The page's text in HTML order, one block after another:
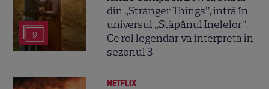
9
din „Stranger Things”, intră în
universul „Stăpânul Inelelor”.
Ce rol legendar va interpreta în
sezonul 3
NETFLIX